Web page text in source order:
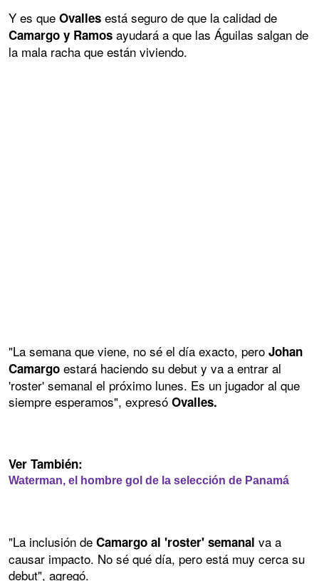
Y es que Ovalles está seguro de que la calidad de
Camargo y Ramos ayudará a que las Águilas salgan de
la mala racha que están viviendo.
"La semana que viene, no sé el día exacto, pero Johan
Camargo estará haciendo su debut y va a entrar al
'roster' semanal el próximo lunes. Es un jugador al que
siempre esperamos", expresó Ovalles.
Ver También:
Waterman, el hombre gol de la selección de Panamá
"La inclusión de Camargo al 'roster' semanal va a
causar impacto. No sé qué día, pero está muy cerca su
debut", agregó.